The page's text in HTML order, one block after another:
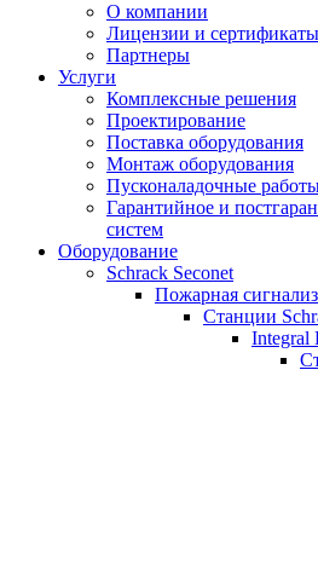
О компании
Лицензии и сертификаты
Партнеры
Услуги
Комплексные решения
Проектирование
Поставка оборудования
Монтаж оборудования
Пусконаладочные
Гарантийное и
систем
Оборудование
Schrack Seconet
Пожарная
Станции
Integral